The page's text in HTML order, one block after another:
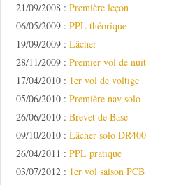
21/09/2008 : Première leçon
06/05/2009 : PPL théorique
19/09/2009 : Lâcher
28/11/2009 : Premier vol de nuit
17/04/2010 : 1er vol de voltige
05/06/2010 : Première nav solo
26/06/2010 : Brevet de Base
09/10/2010 : Lâcher solo DR400
26/04/2011 : PPL pratique
03/07/2012 : 1er vol saison PCB